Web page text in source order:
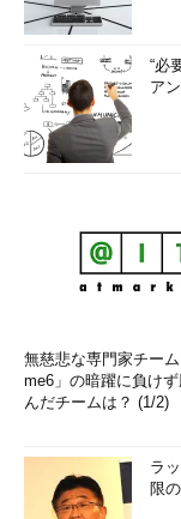
“必
ア
無慈悲な専門家チー
me6」の暗躍に負け
んだチームは？ (1/2)
ラ
限